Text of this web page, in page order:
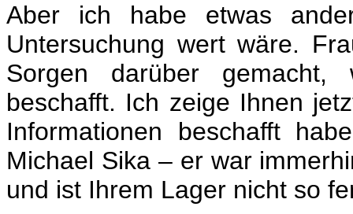
Aber ich habe etwas
Untersuchung wert wäre.
Sorgen darüber
beschafft. Ich zeige Ihnen
Informationen beschafft
Michael Sika – er war
und ist Ihrem Lager nicht so